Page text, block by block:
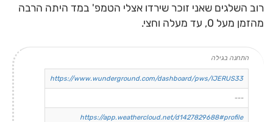
רוב השלגים שאני זוכר שירדו אצלי הטמפ' במד היתה הרבה
מהזמן מעל 0, עד מעלה וחצי.
התחנה בגילה
https://www.wunderground.com/dashboard/pws/IJERUS33
---
https://app.weathercloud.net/d1427829688#profile